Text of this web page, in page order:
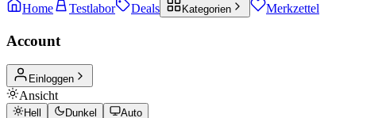
Home Testlabor Deals Kategorien Merkzettel
Account
Einloggen
Ansicht
Hell Dunkel Auto